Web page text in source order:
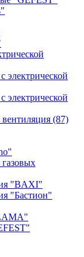
(87)
"BAXI"
"Бастион"